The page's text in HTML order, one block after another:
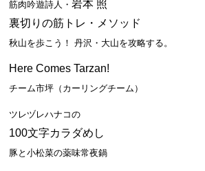
筋肉吟遊詩人・ 岩本 照
裏切りの筋トレ・メソッド
秋山を歩こう！ 丹沢・大山を攻略する。
Here Comes Tarzan!
チーム市坪（カーリングチーム）
ツレヅレハナコの
100文字カラダめし
豚と小松菜の薬味常夜鍋